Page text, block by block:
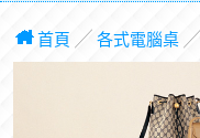
首頁 ╱ 各式電腦桌╱